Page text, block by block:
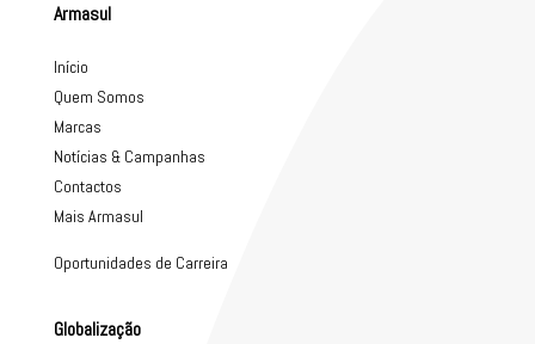
Armasul
Início
Quem Somos
Marcas
Notícias & Campanhas
Contactos
Mais Armasul
Oportunidades de Carreira
Globalização